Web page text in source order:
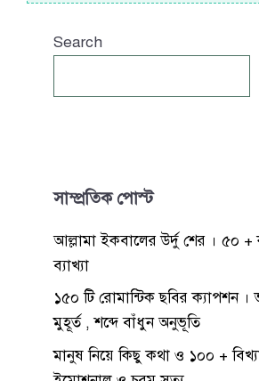
Search
সাম্প্রতিক পোস্ট
আল্লামা ইকবালের উর্দু শের । ৫০ +
ব্যাখ্যা
১৫০ টি রোমান্টিক ছবির ক্যাপশন ।
মুহূর্ত , শব্দে বাঁধুন অনুভূতি
মানুষ নিয়ে কিছু কথা ও ১০০ +